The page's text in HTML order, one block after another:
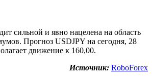
сильной и явно нацелена на область
Прогноз USDJPY на сегодня, 28
движение к 160,00.
Источник: RoboForex